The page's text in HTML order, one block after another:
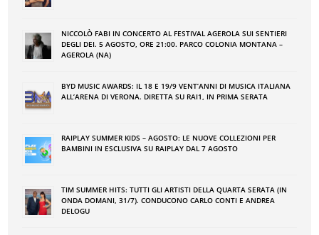
NICCOLÒ FABI IN CONCERTO AL FESTIVAL AGEROLA SUI SENTIERI
DEGLI DEI. 5 AGOSTO, ORE 21:00. PARCO COLONIA MONTANA –
AGEROLA (NA)
BYD MUSIC AWARDS: IL 18 E 19/9 VENT’ANNI DI MUSICA ITALIANA
ALL’ARENA DI VERONA. DIRETTA SU RAI1, IN PRIMA SERATA
RAIPLAY SUMMER KIDS – AGOSTO: LE NUOVE COLLEZIONI PER
BAMBINI IN ESCLUSIVA SU RAIPLAY DAL 7 AGOSTO
TIM SUMMER HITS: TUTTI GLI ARTISTI DELLA QUARTA SERATA (IN
ONDA DOMANI, 31/7). CONDUCONO CARLO CONTI E ANDREA
DELOGU